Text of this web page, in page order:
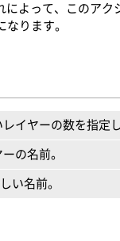
によって、このア
ります。
イヤーの数を指定し
の名前。
い名前。